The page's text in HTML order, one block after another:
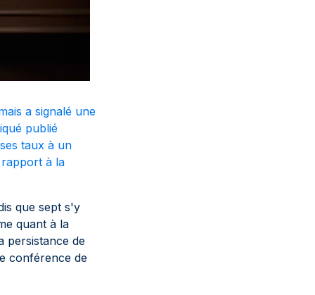
a signalé une
publié
taux à un
à la
que sept s'y
quant à la
persistance de
conférence de